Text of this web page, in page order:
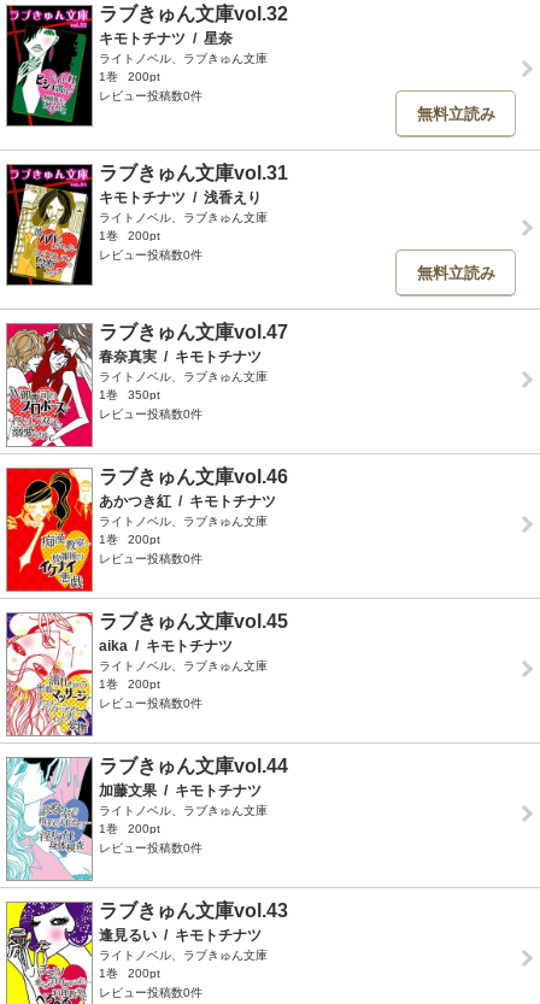
ラブきゅん文庫vol.32
キモトチナツ / 星奈
ライトノベル、ラブきゅん文庫
1巻
200pt
レビュー投稿数0件
無料立読み
ラブきゅん文庫vol.31
キモトチナツ / 浅香えり
ライトノベル、ラブきゅん文庫
1巻
200pt
レビュー投稿数0件
無料立読み
ラブきゅん文庫vol.47
春奈真実 / キモトチナツ
ライトノベル、ラブきゅん文庫
1巻
350pt
レビュー投稿数0件
ラブきゅん文庫vol.46
あかつき紅 / キモトチナツ
ライトノベル、ラブきゅん文庫
1巻
200pt
レビュー投稿数0件
ラブきゅん文庫vol.45
aika / キモトチナツ
ライトノベル、ラブきゅん文庫
1巻
200pt
レビュー投稿数0件
ラブきゅん文庫vol.44
加藤文果 / キモトチナツ
ライトノベル、ラブきゅん文庫
1巻
200pt
レビュー投稿数0件
ラブきゅん文庫vol.43
逢見るい / キモトチナツ
ライトノベル、ラブきゅん文庫
1巻
200pt
レビュー投稿数0件